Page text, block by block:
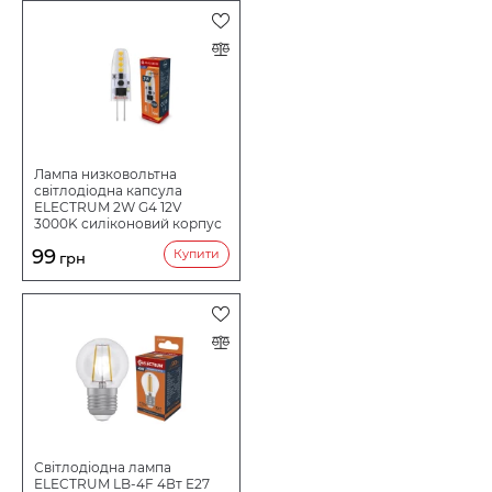
діапазоні напруги живлення (175-250В).
- лампа не призначена для роботи з електронним
Кількість в коробі шт:
Лампа низковольтна
світлодіодна капсула
ELECTRUM 2W G4 12V
3000K силіконовий корпус
99 грн Купити
Світлодіодна лампа
ELECTRUM LB-4F 4Вт E27